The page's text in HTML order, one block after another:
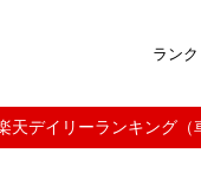
ラン
天デイリーランキング（